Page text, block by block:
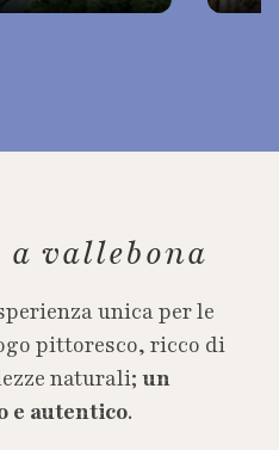
vallebona
unica per le
pittoresco, ricco di
naturali; un
e autentico.